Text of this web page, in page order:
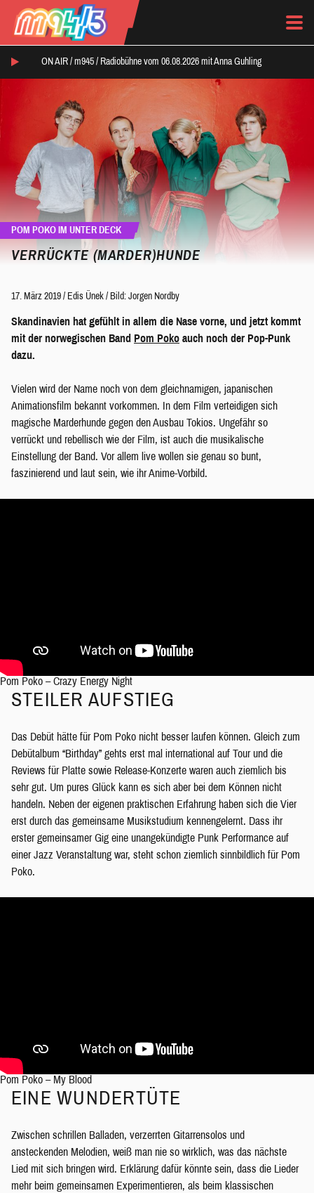
ON AIR / m945 / Radiobühne vom 06.08.2026 mit Anna Guhling
POM POKO IM UNTER DECK
VERRÜCKTE (MARDER)HUNDE
17. März 2019 / Edis Ünek / Bild: Jorgen Nordby
Skandinavien hat gefühlt in allem die Nase vorne, und jetzt kommt
mit der norwegischen Band Pom Poko auch noch der Pop-Punk
dazu.
Vielen wird der Name noch von dem gleichnamigen, japanischen
Animationsfilm bekannt vorkommen. In dem Film verteidigen sich
magische Marderhunde gegen den Ausbau Tokios. Ungefähr so
verrückt und rebellisch wie der Film, ist auch die musikalische
Einstellung der Band. Vor allem live wollen sie genau so bunt,
faszinierend und laut sein, wie ihr Anime-Vorbild.
Pom Poko – Crazy Energy Night
STEILER AUFSTIEG
Das Debüt hätte für Pom Poko nicht besser laufen können. Gleich zum
Debütalbum “Birthday” gehts erst mal international auf Tour und die
Reviews für Platte sowie Release-Konzerte waren auch ziemlich bis
sehr gut. Um pures Glück kann es sich aber bei dem Können nicht
handeln. Neben der eigenen praktischen Erfahrung haben sich die Vier
erst durch das gemeinsame Musikstudium kennengelernt. Dass ihr
erster gemeinsamer Gig eine unangekündigte Punk Performance auf
einer Jazz Veranstaltung war, steht schon ziemlich sinnbildlich für Pom
Poko.
Pom Poko – My Blood
EINE WUNDERTÜTE
Zwischen schrillen Balladen, verzerrten Gitarrensolos und
ansteckenden Melodien, weiß man nie so wirklich, was das nächste
Lied mit sich bringen wird. Erklärung dafür könnte sein, dass die Lieder
mehr beim gemeinsamen Experimentieren, als beim klassischen